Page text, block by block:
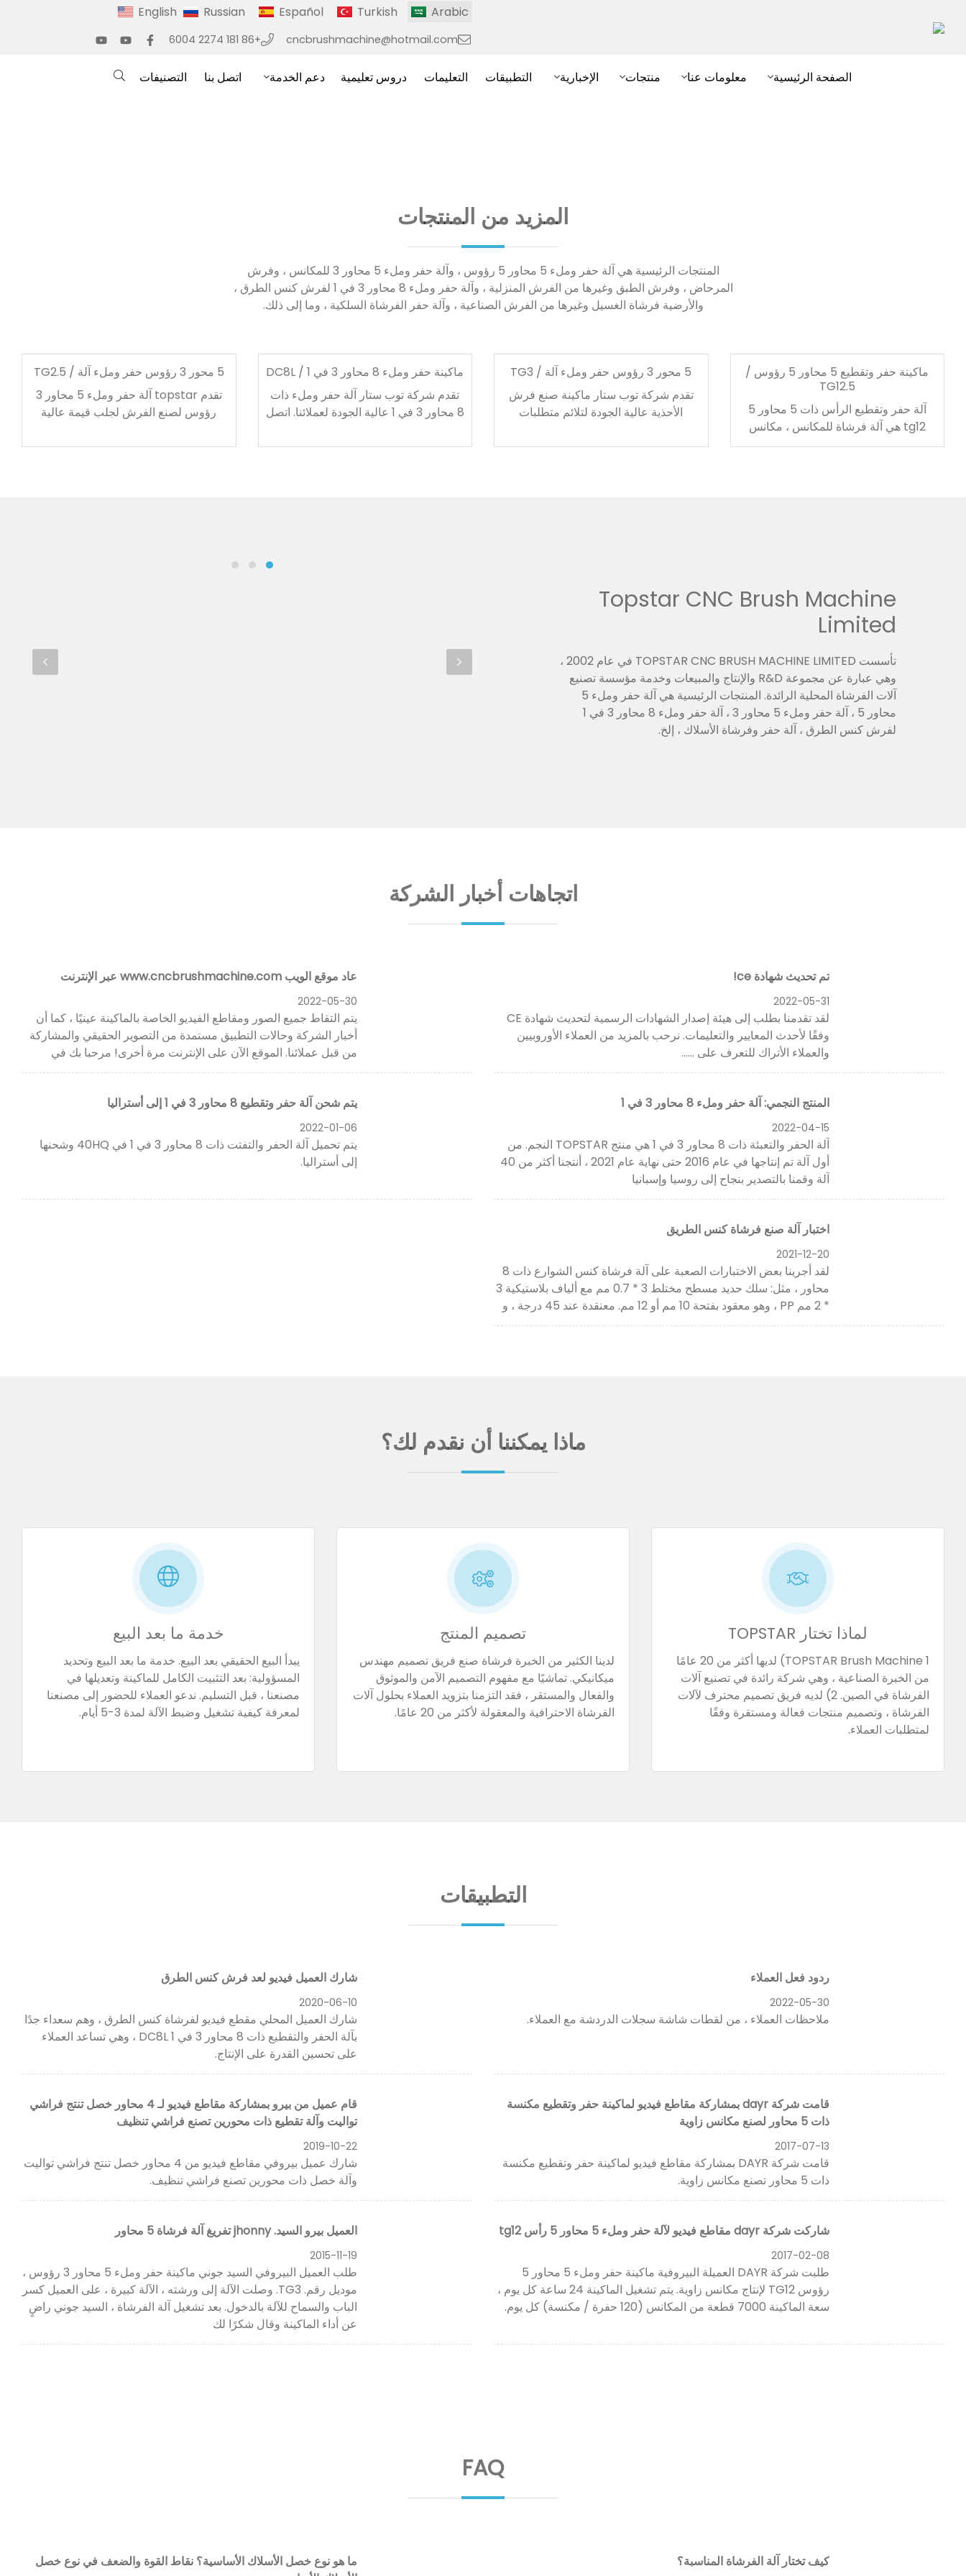
English Russian Español Turkish Arabic
cncbrushmachine@hotmail.com
+86 181 2274 6004
الصفحة الرئيسية معلومات عنا منتجات الإخبارية التطبيقات التعليمات دروس تعليمية دعم الخدمة اتصل بنا التصنيفات
المزيد من المنتجات
المنتجات الرئيسية هي آلة حفر وملء 5 محاور 5 رؤوس ، وآلة حفر وملء 5 محاور 3 للمكانس ، وفرش
المرحاض ، وفرش الطبق وغيرها من الفرش المنزلية ، وآلة حفر وملء 8 محاور 3 في 1 لفرش كنس الطرق ،
والأرضية فرشاة الغسيل وغيرها من الفرش الصناعية ، وآلة حفر الفرشاة السلكية ، وما إلى ذلك.
ماكينة حفر وتقطيع 5 محاور 5 رؤوس /
TG12.5
آلة حفر وتقطيع الرأس ذات 5 محاور 5
tg12 هي آلة فرشاة للمكانس ، مكانس
الدفع ، فرش السيارة ، إلخ. إذا كنت مهتمًا
5 محور 3 رؤوس حفر وملء آلة / TG3
تقدم شركة توب ستار ماكينة صنع فرش
الأحذية عالية الجودة لتلائم متطلبات
لمعرفة المزيد عن منتجاتنا.
ماكينة حفر وملء 8 محاور 3 في 1 / DC8L
تقدم شركة توب ستار آلة حفر وملء ذات
8 محاور 3 في 1 عالية الجودة لعملائنا. اتصل
5 محور 3 رؤوس حفر وملء آلة / TG2.5
تقدم topstar آلة حفر وملء 5 محاور 3
رؤوس لصنع الفرش لجلب قيمة عالية
الاتصال بنا.
Topstar CNC Brush Machine
Limited
تأسست TOPSTAR CNC BRUSH MACHINE LIMITED في عام 2002 ،
وهي عبارة عن مجموعة R&D والإنتاج والمبيعات وخدمة مؤسسة تصنيع
آلات الفرشاة المحلية الرائدة. المنتجات الرئيسية هي آلة حفر وملء 5
محاور 5 ، آلة حفر وملء 5 محاور 3 ، آلة حفر وملء 8 محاور 3 في 1
لفرش كنس الطرق ، آلة حفر وفرشاة الأسلاك ، إلخ.
اتجاهات أخبار الشركة
تم تحديث شهادة ce!
2022-05-31
لقد تقدمنا ​​بطلب إلى هيئة إصدار الشهادات الرسمية لتحديث شهادة CE
وفقًا لأحدث المعايير والتعليمات. نرحب بالمزيد من العملاء الأوروبيين
والعملاء الأتراك للتعرف على ......
عاد موقع الويب www.cncbrushmachine.com عبر الإنترنت
2022-05-30
يتم التقاط جميع الصور ومقاطع الفيديو الخاصة بالماكينة عينيًا ، كما أن
أخبار الشركة وحالات التطبيق مستمدة من التصوير الحقيقي والمشاركة
من قبل عملائنا. الموقع الآن على الإنترنت مرة أخرى! مرحبا بك في
المنتج النجمي: آلة حفر وملء 8 محاور 3 في 1
2022-04-15
آلة الحفر والتعبئة ذات 8 محاور 3 في 1 هي منتج TOPSTAR النجم. من
أول آلة تم إنتاجها في عام 2016 حتى نهاية عام 2021 ، أنتجنا أكثر من 40
آلة وقمنا بالتصدير بنجاح إلى روسيا وإسبانيا
يتم شحن آلة حفر وتقطيع 8 محاور 3 في 1 إلى أستراليا
2022-01-06
يتم تحميل آلة الحفر والتفتت ذات 8 محاور 3 في 1 في 40HQ وشحنها
إلى أستراليا.
اختبار آلة صنع فرشاة كنس الطريق
2021-12-20
لقد أجرينا بعض الاختبارات الصعبة على آلة فرشاة كنس الشوارع ذات 8
محاور ، مثل: سلك حديد مسطح مختلط 3 * 0.7 مم مع ألياف بلاستيكية 3
* 2 مم PP ، وهو معقود بفتحة 10 مم أو 12 مم. معنقدة عند 45 درجة ، و
ماذا يمكننا أن نقدم لك؟
لماذا تختار TOPSTAR
TOPSTAR Brush Machine 1) لديها أكثر من 20 عامًا
من الخبرة الصناعية ، وهي شركة رائدة في تصنيع آلات
الفرشاة في الصين. 2) لديه فريق تصميم محترف لآلات
الفرشاة ، وتصميم منتجات فعالة ومستقرة وفقًا
لمتطلبات العملاء.
تصميم المنتج
لدينا الكثير من الخبرة فرشاة صنع فريق تصميم مهندس
ميكانيكي. تماشيًا مع مفهوم التصميم الآمن والموثوق
والفعال والمستقر ، فقد التزمنا بتزويد العملاء بحلول آلات
الفرشاة الاحترافية والمعقولة لأكثر من 20 عامًا.
خدمة ما بعد البيع
يبدأ البيع الحقيقي بعد البيع. خدمة ما بعد البيع وتحديد
المسؤولية: بعد التثبيت الكامل للماكينة وتعديلها في
مصنعنا ، قبل التسليم. ندعو العملاء للحضور إلى مصنعنا
لمعرفة كيفية تشغيل وضبط الآلة لمدة 3-5 أيام.
التطبيقات
ردود فعل العملاء
2022-05-30
ملاحظات العملاء ، من لقطات شاشة سجلات الدردشة مع العملاء.
شارك العميل فيديو لعد فرش كنس الطرق
2020-06-10
شارك العميل المحلي مقطع فيديو لفرشاة كنس الطرق ، وهم سعداء جدًا
بآلة الحفر والتقطيع ذات 8 محاور 3 في 1 DC8L ، وهي تساعد العملاء
على تحسين القدرة على الإنتاج.
قامت شركة dayr بمشاركة مقاطع فيديو لماكينة حفر وتقطيع مكنسة
ذات 5 محاور لصنع مكانس زاوية
2017-07-13
قامت شركة DAYR بمشاركة مقاطع فيديو لماكينة حفر وتقطيع مكنسة
ذات 5 محاور تصنع مكانس زاوية.
قام عميل من بيرو بمشاركة مقاطع فيديو لـ 4 محاور خصل تنتج فراشي
تواليت وآلة تقطيع ذات محورين تصنع فراشي تنظيف
2019-10-22
شارك عميل بيروفي مقاطع فيديو من 4 محاور خصل تنتج فراشي تواليت
وآلة خصل ذات محورين تصنع فراشي تنظيف.
شاركت شركة dayr مقاطع فيديو لآلة حفر وملء 5 محاور 5 رأس tg12
2017-02-08
طلبت شركة DAYR العميلة البيروفية ماكينة حفر وملء 5 محاور 5
رؤوس TG12 لإنتاج مكانس زاوية. يتم تشغيل الماكينة 24 ساعة كل يوم ،
سعة الماكينة 7000 قطعة من المكانس (120 حفرة / مكنسة) كل يوم.
العميل بيرو السيد. jhonny تفريغ آلة فرشاة 5 محاور
2015-11-19
طلب العميل البيروفي السيد جوني ماكينة حفر وملء 5 محاور 3 رؤوس ،
موديل رقم. TG3. وصلت الآلة إلى ورشته ، الآلة كبيرة ، على العميل كسر
الباب والسماح للآلة بالدخول. بعد تشغيل آلة الفرشاة ، السيد جوني راضٍ
عن أداء الماكينة وقال شكرًا لك
FAQ
كيف تختار آلة الفرشاة المناسبة؟
ما هو نوع خصل الأسلاك الأساسية؟ نقاط القوة والضعف في نوع خصل